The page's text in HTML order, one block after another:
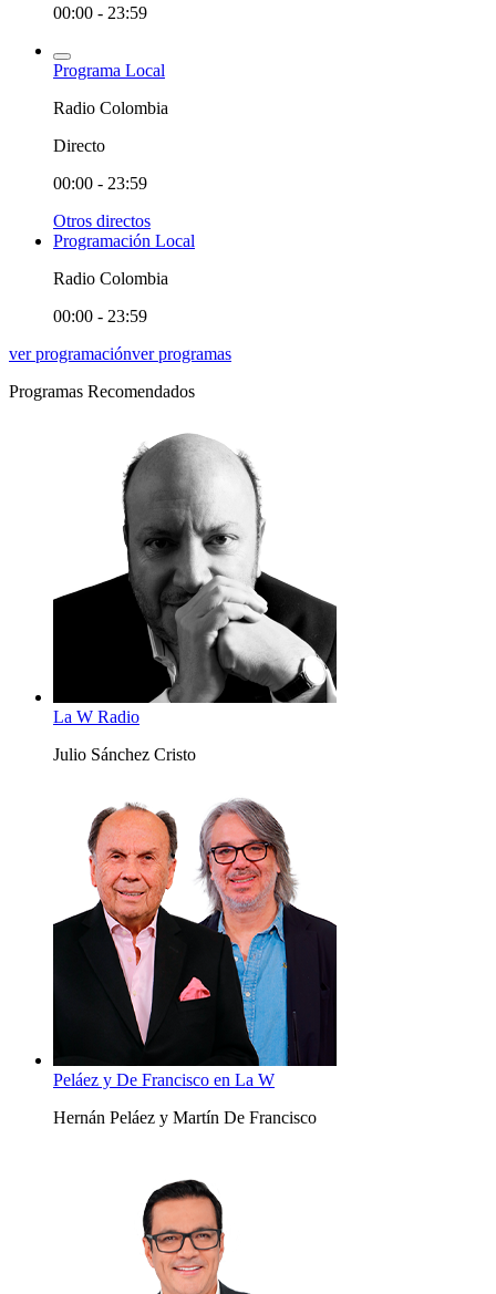
00:00 - 23:59
Programa Local
Radio Colombia
Directo
00:00 - 23:59
Otros directos
Programación Local
Radio Colombia
00:00 - 23:59
ver programaciónver programas
Programas Recomendados
La W Radio
Julio Sánchez Cristo
Peláez y De Francisco en La W
Hernán Peláez y Martín De Francisco